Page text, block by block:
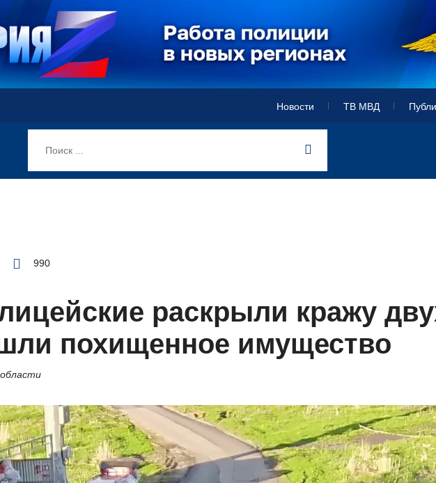
Новости ТВ МВД
990
раскрыли кражу
похищенное имущество